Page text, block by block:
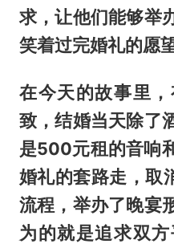
求，让他们能够举
笑着过完婚礼的愿望
在今天的故事里
致，结婚当天除了
是500元租的音响
婚礼的套路走，取
流程，举办了晚宴
为的就是追求双